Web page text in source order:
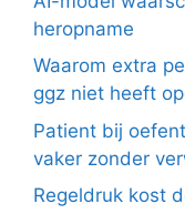
heropname
Waarom extra
ggz niet heeft
Patient bij
vaker zonder
Regeldruk kost